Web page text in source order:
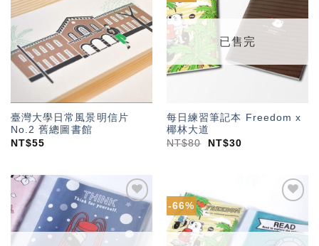
「願
望輕
單」
臺灣大學日常風景明信片
No.2 舊總圖書館
NT$55
望輕
已售完
每日練習筆記本 Freedom x
椰林大道
NT$80 NT$30
「願
望輕
-66%
「願
望輕
單」